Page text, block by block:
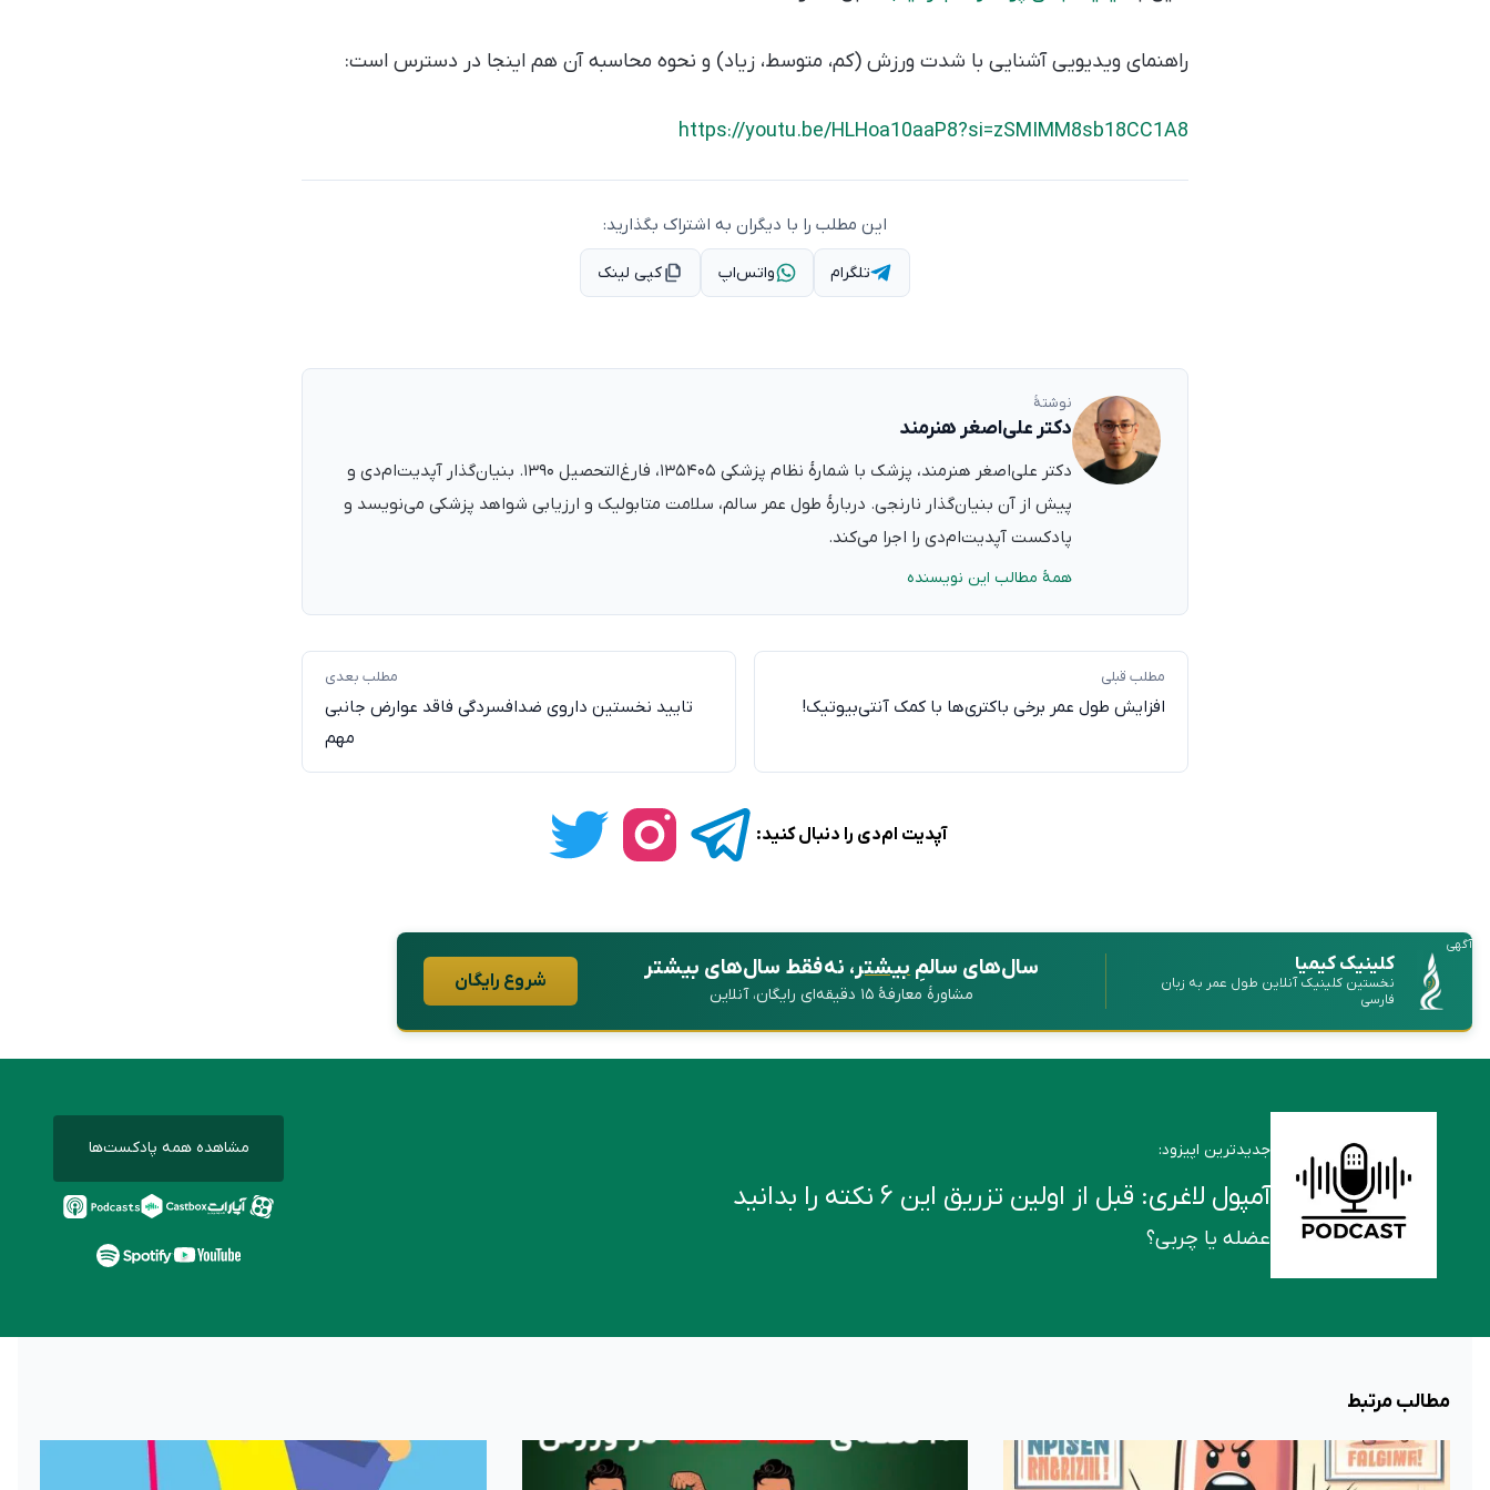
راهنمای ویدیویی آشنایی با شدت ورزش (کم، متوسط، زیاد) و نحوه محاسبه آن هم اینجا در دسترس است:
https://youtu.be/HLHoa10aaP8?si=zSMIMM8sb18CC1A8
این مطلب را با دیگران به اشتراک بگذارید:
تلگرام واتس‌اپ کپی لینک
نوشتهٔ
دکتر علی‌اصغر هنرمند
دکتر علی‌اصغر هنرمند، پزشک با شمارهٔ نظام پزشکی ۱۳۵۴۰۵، فارغ‌التحصیل ۱۳۹۰. بنیان‌گذار آپدیت‌ام‌دی و
پیش از آن بنیان‌گذار نارنجی. دربارهٔ طول عمر سالم، سلامت متابولیک و ارزیابی شواهد پزشکی می‌نویسد و
پادکست آپدیت‌ام‌دی را اجرا می‌کند.
همهٔ مطالب این نویسنده
مطلب قبلی
افزایش طول عمر برخی باکتری‌ها با کمک آنتی‌بیوتیک!
مطلب بعدی
تایید نخستین داروی ضدافسردگی فاقد عوارض جانبی
مهم
آپدیت ام‌دی را دنبال کنید:
آگهی
کلینیک کیمیا
نخستین کلینیک آنلاین طول عمر به زبان
فارسی
سال‌های سالمِبیشتر، نه فقط سال‌های بیشتر
مشاورهٔ معارفهٔ ۱۵ دقیقه‌ای رایگان، آنلاین
شروع رایگان
جدیدترین اپیزود:
آمپول لاغری: قبل از اولین تزریق این ۶ نکته را بدانید
عضله یا چربی؟
مشاهده همه پادکست‌ها
مطالب مرتبط